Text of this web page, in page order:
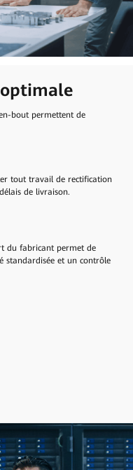
bout permettent de
tout travail de rectification
de livraison.
du fabricant permet de
standardisée et un contrôle